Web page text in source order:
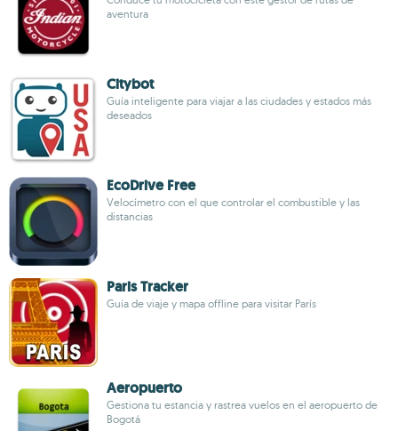
aventura
Citybot
Guía inteligente para viajar a las ciudades y estados más
deseados
EcoDrive Free
Velocímetro con el que controlar el combustible y las
distancias
Paris Tracker
Guía de viaje y mapa offline para visitar París
Aeropuerto
Gestiona tu estancia y rastrea vuelos en el aeropuerto de
Bogotá